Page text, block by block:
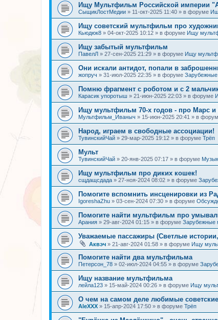
Ищу Мультфильм Российской
СыщикЛостМедии » 11-окт-2025 11:40 » в форуме
Ищу советский мультфильм про
Кьюдюк8 » 04-окт-2025 10:12 » в форуме Ищу
Ищу забытый мультфильм
ПавелЛ » 27-сен-2025 21:29 » в форуме Ищу
Они искали антидот, попали в
жопруч » 31-июл-2025 22:35 » в форуме
Помню фрагмент с роботом и с 2
Карасик упоротыш » 21-июн-2025 22:03 » в форуме
Ищу мультфильм 70-х годов - про Марс и
Мультфильм_Иваныч » 15-июн-2025 20:41 » в
Народ, играем в свободные ассоциации!
ТувинскийЧай » 29-мар-2025 19:12 » в форуме Трёп
Мульт
ТувинскийЧай » 20-янв-2025 07:17 » в форуме
Ищу мультфильм про диких кошек!
сщдащсдада » 27-ноя-2024 08:02 » в форуме
Помогите вспомнить инсценировки из
IgoreshaZhu » 03-сен-2024 07:30 » в форуме
Помогите найти мультфильм про
Арания » 29-авг-2024 01:15 » в форуме Зарубежные
Уважаемые пассажиры (Светлые
Аквэч » 21-авг-2024 01:58 » в форуме Ищу
Помогите найти два мультфильма
Петерсон_78 » 02-июл-2024 04:55 » в форуме
Ищу название мультфильма
лейла123 » 15-май-2024 00:26 » в форуме Ищу
О чем на самом деле любимые
AleXXX » 15-апр-2024 17:50 » в форуме Трёп